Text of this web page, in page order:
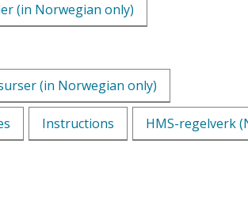
(in Norwegian only)
(in Norwegian only)
Instructions HMS-regelverk